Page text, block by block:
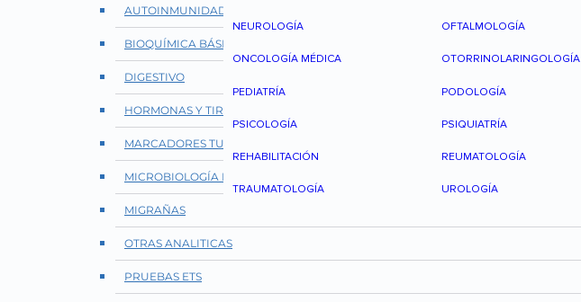
NEUROLOGÍA OFTALMOLOGÍA
ONCOLOGÍA MÉDICA OTORRINOLARINGOLOGÍA
PEDIATRÍA PODOLOGÍA
PSICOLOGÍA PSIQUIATRÍA
REHABILITACIÓN REUMATOLOGÍA
TRAUMATOLOGÍA UROLOGÍA
AUTOINMUNIDAD Y REUMATOLOGÍA
BIOQUÍMICA BÁSICA
DIGESTIVO
HORMONAS Y TIROIDES
MARCADORES TUMORALES
MICROBIOLOGÍA E INFECCIONES
MIGRAÑAS
OTRAS ANALITICAS
PRUEBAS ETS